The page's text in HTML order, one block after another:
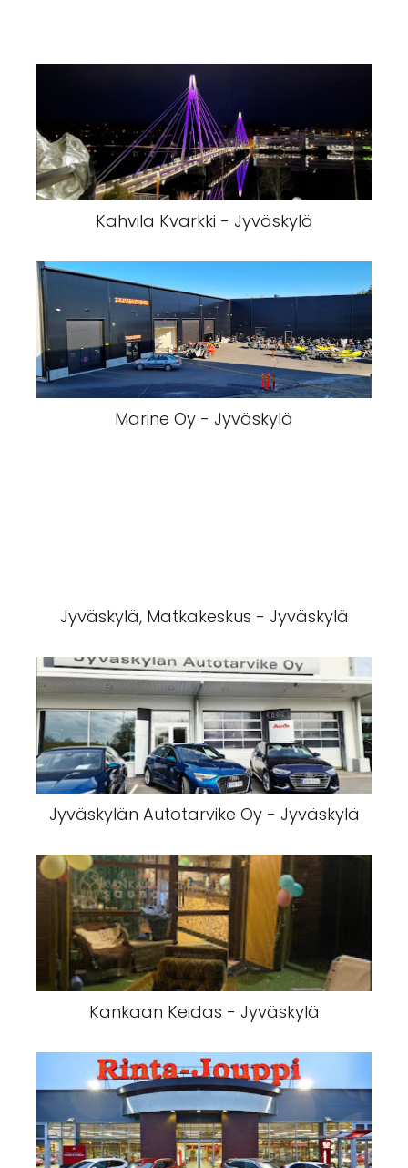
Kahvila Kvarkki - Jyväskylä
Marine Oy - Jyväskylä
Jyväskylä, Matkakeskus - Jyväskylä
Jyväskylän Autotarvike Oy - Jyväskylä
Kankaan Keidas - Jyväskylä